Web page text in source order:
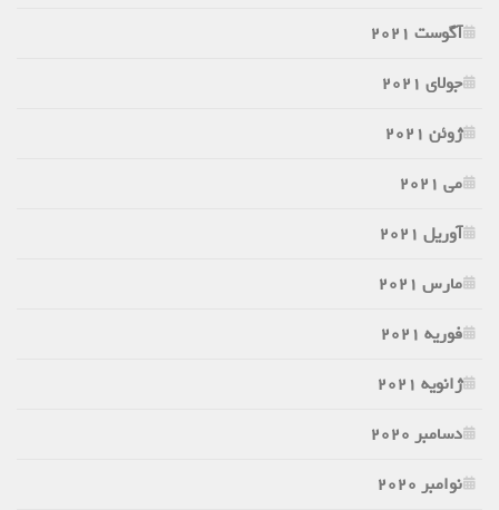
آگوست 2021
جولای 2021
ژوئن 2021
می 2021
آوریل 2021
مارس 2021
فوریه 2021
ژانویه 2021
دسامبر 2020
نوامبر 2020